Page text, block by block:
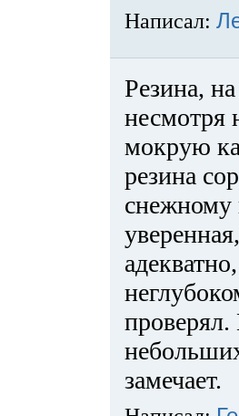
Написал:
Резина,
несмотря
мокрую
резина
снежному
замечает.